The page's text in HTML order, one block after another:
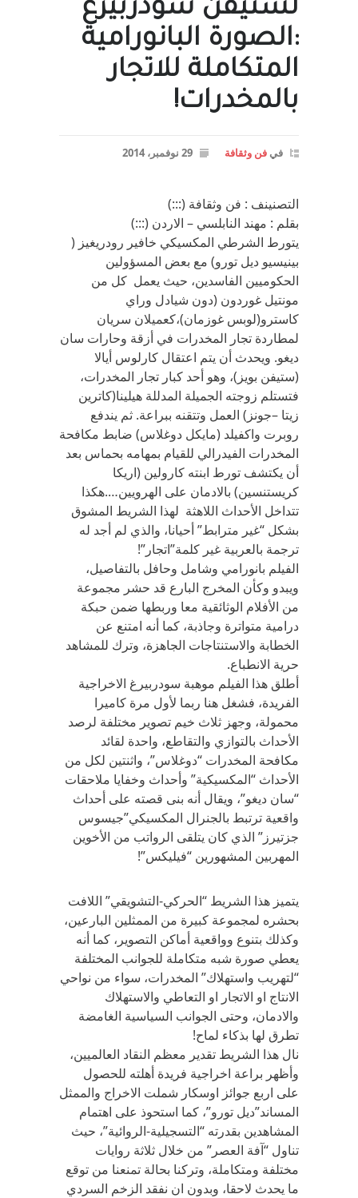
لستيفن سودربيرغ
:الصورة البانورامية
المتكاملة للاتجار
بالمخدرات!
في فن وثقافة 29 نوفمبر، 2014
التصنينف : فن وثقافة (:::)
بقلم : مهند النابلسي – الاردن (:::)
يتورط الشرطي المكسيكي خافير رودريغيز (
بينيسيو ديل تورو) مع بعض المسؤولين
الحكوميين الفاسدين، حيث يعمل كل من
مونتيل غوردون (دون شيادل وراي
كاسترو(لوبس غوزمان)،كعميلان سريان
لمطاردة تجار المخدرات في أزقة وحارات سان
ديغو. ويحدث أن يتم اعتقال كارلوس أيالا
(ستيفن بويز)، وهو أحد كبار تجار المخدرات،
فتستلم زوجته الجميلة المدللة هيلينا(كاترين
زيتا –جونز) العمل وتتقنه ببراعة. ثم يندفع
روبرت واكفيلد (مايكل دوغلاس) ضابط مكافحة
المخدرات الفيدرالي للقيام بمهامه بحماس بعد
أن يكتشف تورط ابنته كارولين (اريكا
كريستنسين) بالادمان على الهرويين….هكذا
تتداخل الأحداث اللاهثة لهذا الشريط المشوق
بشكل “غير مترابط” أحيانا، والذي لم أجد له
ترجمة بالعربية غير كلمة”اتجار”!
الفيلم بانورامي وشامل وحافل بالتفاصيل،
ويبدو وكأن المخرج البارع قد حشر مجموعة
من الأفلام الوثائقية معا وربطها ضمن حبكة
درامية متواترة وجاذبة، كما أنه امتنع عن
الخطابة والاستنتاجات الجاهزة، وترك للمشاهد
حرية الانطباع.
أطلق هذا الفيلم موهبة سودربيرغ الاخراجية
الفريدة، فشغل هنا ربما لأول مرة كاميرا
محمولة، وجهز ثلاث خيم تصوير مختلفة لرصد
الأحداث بالتوازي والتقاطع، واحدة لقائد
مكافحة المخدرات “دوغلاس”، واثنتين لكل من
الأحداث “المكسيكية” وأحداث وخفايا ملاحقات
“سان ديغو”، ويقال أنه بنى قصته على أحداث
واقعية ترتبط بالجنرال المكسيكي”جيسوس
جزتيرز” الذي كان يتلقى الرواتب من الأخوين
المهربين المشهورين “فيليكس”!
يتميز هذا الشريط “الحركي-التشويقي” اللافت
بحشره لمجموعة كبيرة من الممثلين البارعين،
وكذلك بتنوع وواقعية أماكن التصوير، كما أنه
يعطي صورة شبه متكاملة للجوانب المختلفة
“لتهريب واستهلاك” المخدرات، سواء من نواحي
الانتاج او الاتجار او التعاطي والاستهلاك
والادمان، وحتى الجوانب السياسية الغامضة
تطرق لها بذكاء لماح!
نال هذا الشريط تقدير معظم النقاد العالميين،
وأظهر براعة اخراجية فريدة أهلته للحصول
على اربع جوائز اوسكار شملت الاخراج والممثل
المساند”ديل تورو”، كما استحوذ على اهتمام
المشاهدين بقدرته “التسجيلية-الروائية”، حيث
تناول “آفة العصر” من خلال ثلاثة روايات
مختلفة ومتكاملة، وتركنا بحالة تمنعنا من توقع
ما يحدث لاحقا، وبدون ان نفقد الزخم السردي